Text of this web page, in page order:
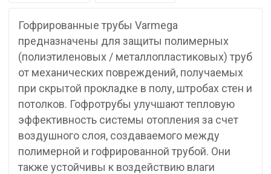
Гофрированные трубы Varmega
предназначены для защиты полимерных
(полиэтиленовых / металлопластиковых) труб
от механических повреждений, получаемых
при скрытой прокладке в полу, штробах стен и
потолков. Гофротрубы улучшают тепловую
эффективность системы отопления за счет
воздушного слоя, создаваемого между
полимерной и гофрированной трубой. Они
также устойчивы к воздействию влаги